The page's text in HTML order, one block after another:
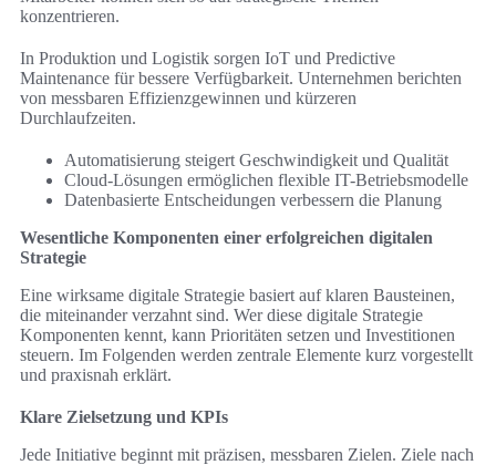
konzentrieren.
In Produktion und Logistik sorgen IoT und Predictive
Maintenance für bessere Verfügbarkeit. Unternehmen berichten
von messbaren Effizienzgewinnen und kürzeren
Durchlaufzeiten.
Automatisierung steigert Geschwindigkeit und Qualität
Cloud-Lösungen ermöglichen flexible IT-Betriebsmodelle
Datenbasierte Entscheidungen verbessern die Planung
Wesentliche Komponenten einer erfolgreichen digitalen
Strategie
Eine wirksame digitale Strategie basiert auf klaren Bausteinen,
die miteinander verzahnt sind. Wer diese digitale Strategie
Komponenten kennt, kann Prioritäten setzen und Investitionen
steuern. Im Folgenden werden zentrale Elemente kurz vorgestellt
und praxisnah erklärt.
Klare Zielsetzung und KPIs
Jede Initiative beginnt mit präzisen, messbaren Zielen. Ziele nach